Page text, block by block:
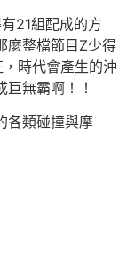
21組配成的方
麼整檔節目Z少得
時代會產生的沖
無霸啊！！
各類碰撞與摩